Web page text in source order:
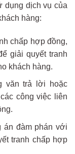
dụng dịch vụ của
hàng:
chấp hợp đồng,
giải quyết tranh
khách hàng.
văn trả lời hoặc
công việc liên
án đàm phán với
tranh chấp hợp